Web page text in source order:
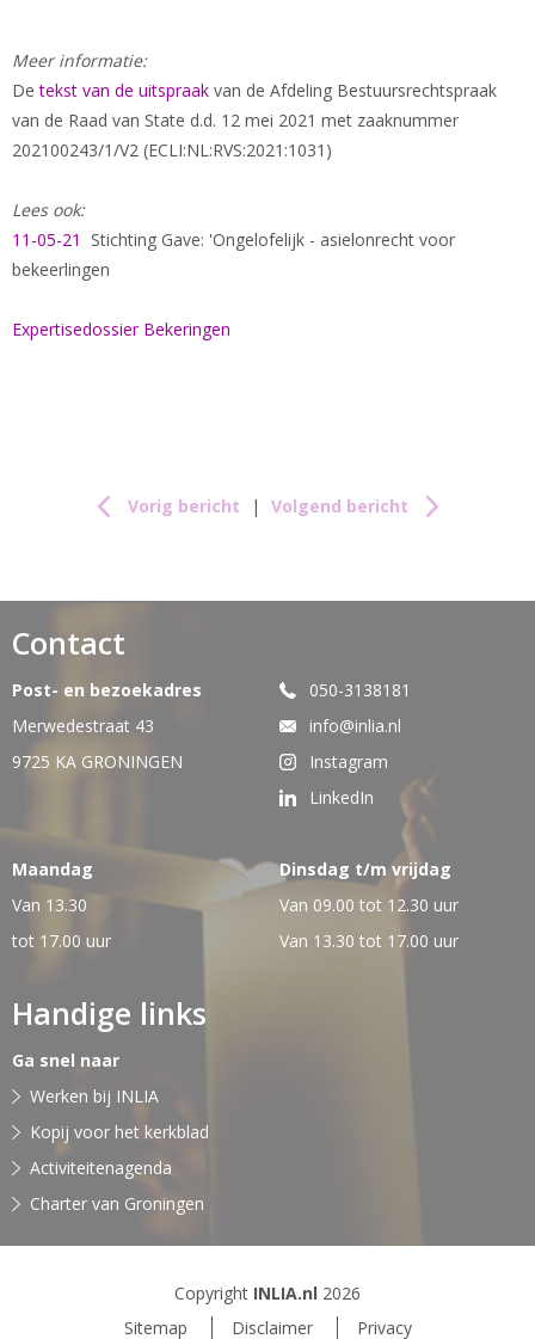
Meer informatie:
Detekst van de uitspraak van de Afdeling Bestuursrechtspraak
van de Raad van State d.d. 12 mei 2021 met zaaknummer
202100243/1/V2 (ECLI:NL:RVS:2021:1031)
Lees ook:
11-05-21
Stichting Gave: 'Ongelofelijk - asielonrecht voor
bekeerlingen
Expertisedossier Bekeringen
Vorig bericht | Volgend bericht
Contact
Post- en bezoekadres
Merwedestraat 43
9725 KA GRONINGEN
050-3138181
info@inlia.nl
Instagram
LinkedIn
Maandag
Van 13.30
tot 17.00 uur
Dinsdag t/m vrijdag
Van 09.00 tot 12.30 uur
Van 13.30 tot 17.00 uur
Handige links
Ga snel naar
Werken bij INLIA
Kopij voor het kerkblad
Activiteitenagenda
Charter van Groningen
Copyright INLIA.nl 2026
Sitemap
Disclaimer Privacy